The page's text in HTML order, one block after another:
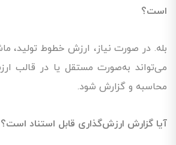
است؟
بله. در صورت نیاز، ارزش خطوط تولید،
می‌تواند به‌صورت مستقل یا در قالب
محاسبه و گزارش شود.
آیا گزارش ارزش‌گذاری قابل استناد است؟